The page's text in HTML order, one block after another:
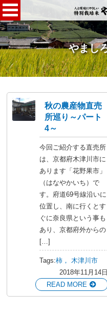
やまし
秋の農産物直売
所巡り～パート
4～
今回ご紹介する直売所
は、京都府木津川市に
あります「花野果市」
（はなやかいち）で
す。府道69号線沿いに
位置し、南に行くとす
ぐに奈良県という事も
あり、京都府外からの
[…]
Tags:柿， 木津川市
2018年11月14日
READ MORE